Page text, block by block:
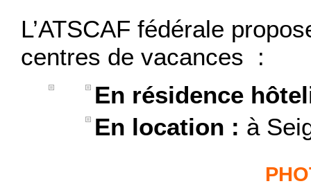
L’ATSCAF fédérale
centres de vacances :
En résidence
En location : à